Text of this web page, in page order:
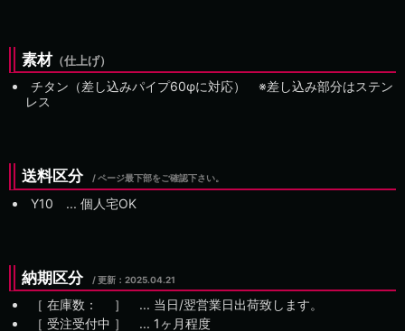
素材（仕上げ）
チタン（差し込みパイプ60φに対応） ※差し込み部分はステン
レス
送料区分 / ページ最下部をご確認下さい。
Y10 ... 個人宅OK
納期区分 / 更新：
［ 在庫数： ］ ... 当日/翌営業日出荷致します。
［ 受注受付中 ］ ...